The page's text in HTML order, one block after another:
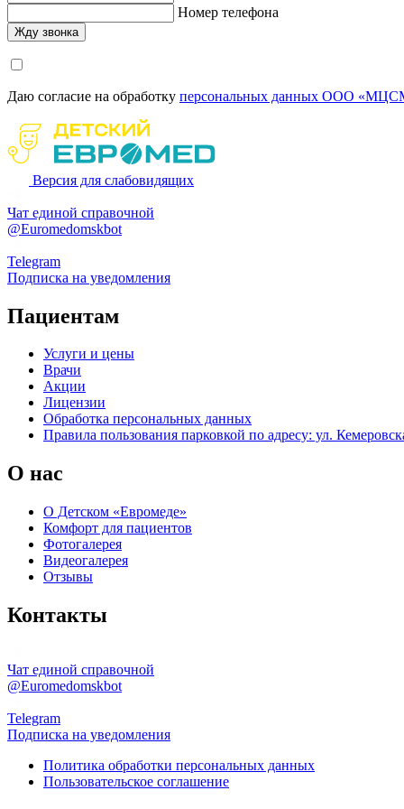
Номер телефона
Даю согласие на обработку персональных данных ООО
Версия для слабовидящих
Чат единой справочной
@Euromedomskbot
Telegram
Подписка на уведомления
Пациентам
Услуги и цены
Врачи
Акции
Лицензии
Обработка персональных данных
Правила пользования парковкой по адресу: ул.
О нас
О Детском «Евромеде»
Комфорт для пациентов
Фотогалерея
Видеогалерея
Отзывы
Контакты
Чат единой справочной
@Euromedomskbot
Telegram
Подписка на уведомления
Политика обработки персональных данных
Пользовательское соглашение